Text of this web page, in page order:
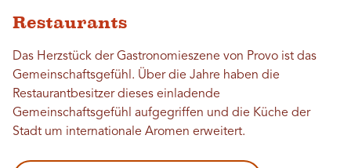
Restaurants
Das Herzstück der Gastronomieszene von Provo ist das
Gemeinschaftsgefühl. Über die Jahre haben die
Restaurantbesitzer dieses einladende
Gemeinschaftsgefühl aufgegriffen und die Küche der
Stadt um internationale Aromen erweitert.